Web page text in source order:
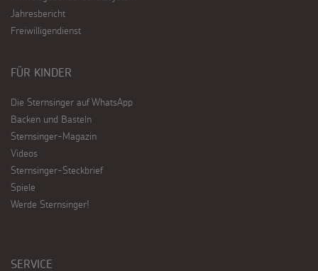
Jahresbericht
Freiwilligendienst
FÜR KINDER
Die Sternsinger auf WhatsApp
Backen und Basteln
Sternsinger-Magazin
Videos
Sternsinger-Steckbrief
Spiele
Werde Sternsinger!
SERVICE